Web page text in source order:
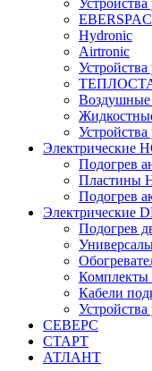
Hydronic
Airtronic
Воздушные
Электрические
Подогрев
Пластины
Подогрев
Электрические
Подогрев
Комплекты
Кабели
СЕВЕРС
СТАРТ
АТЛАНТ